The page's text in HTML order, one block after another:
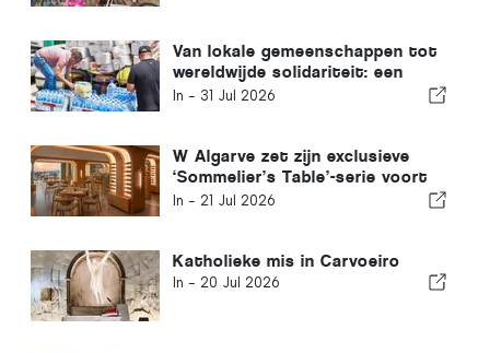
Van lokale gemeenschappen tot
wereldwijde solidariteit: een
gezamenlijke reactie na de
In - 31 Jul 2026
W Algarve zet zijn exclusieve
‘Sommelier’s Table’-serie voort
met Buçaco
In - 21 Jul 2026
Katholieke mis in Carvoeiro
In - 20 Jul 2026